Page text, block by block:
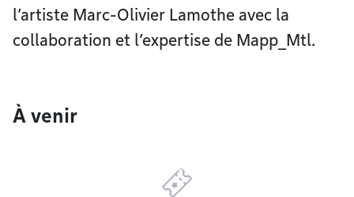
l’artiste Marc-Olivier Lamothe avec la
collaboration et l’expertise de Mapp_Mtl.
À venir